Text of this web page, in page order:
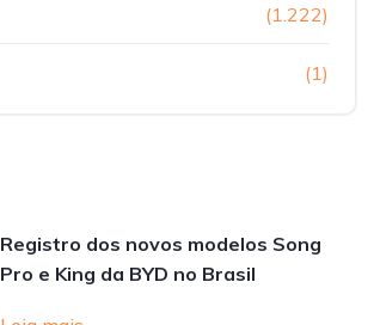
(1.222)
(1)
Registro dos novos modelos Song
Pro e King da BYD no Brasil